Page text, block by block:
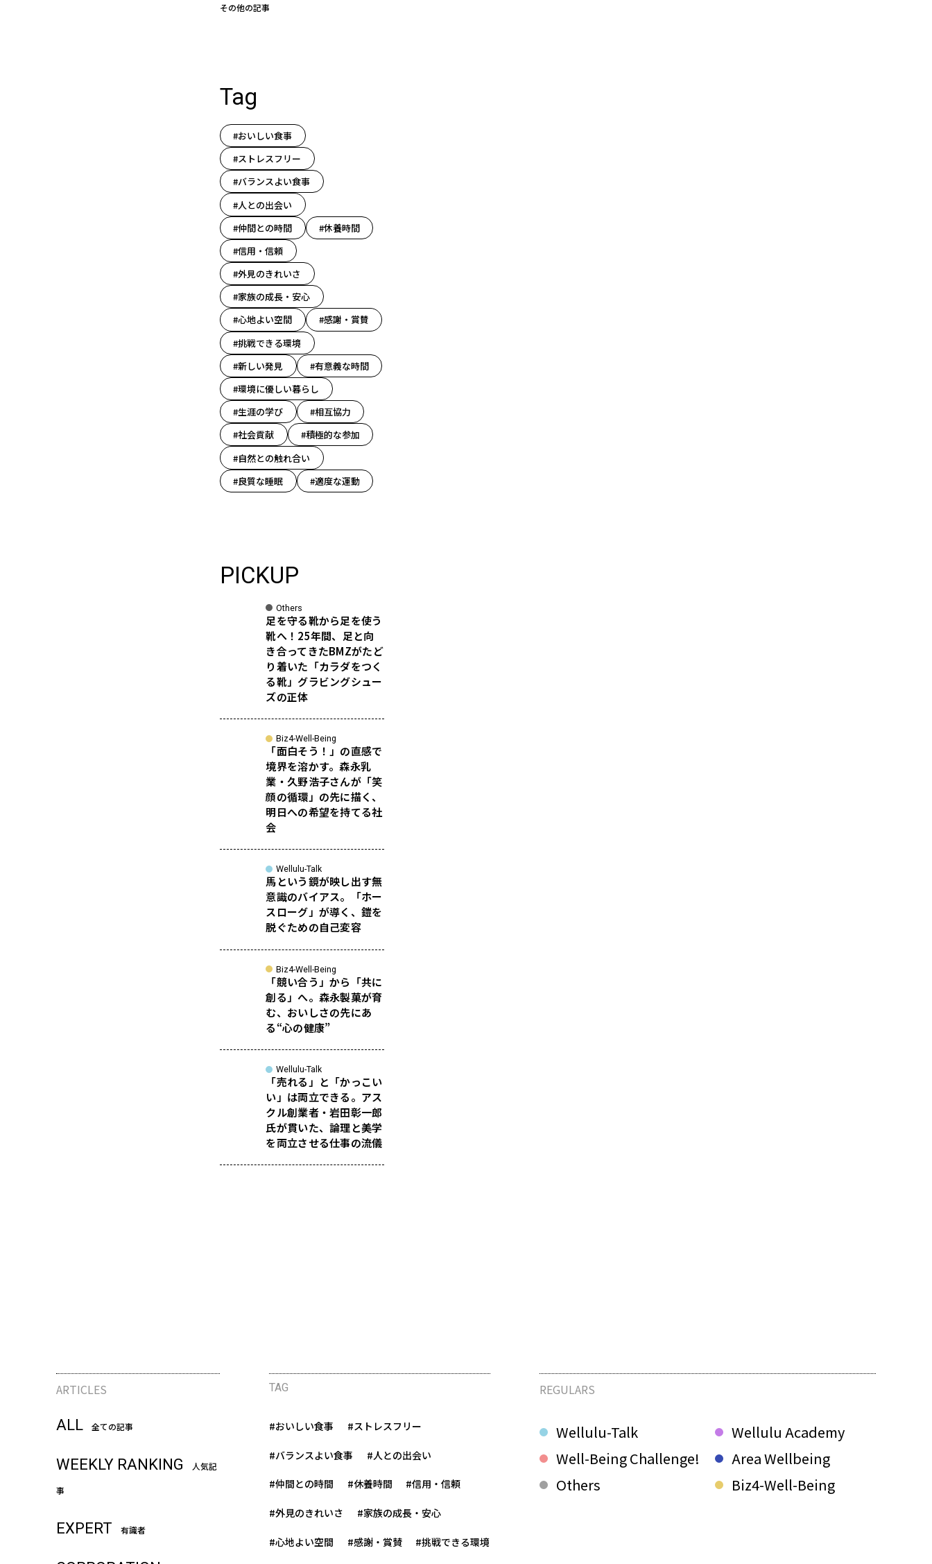
その他の記事
Tag
#おいしい食事
#ストレスフリー
#バランスよい食事
#人との出会い
#仲間との時間
#休養時間
#信用・信頼
#外見のきれいさ
#家族の成長・安心
#心地よい空間
#感謝・賞賛
#挑戦できる環境
#新しい発見
#有意義な時間
#環境に優しい暮らし
#生涯の学び
#相互協力
#社会貢献
#積極的な参加
#自然との触れ合い
#良質な睡眠
#適度な運動
PICKUP
Others
足を守る靴から足を使う
靴へ！25年間、足と向
き合ってきたBMZがたど
り着いた「カラダをつく
る靴」グラビングシュー
ズの正体
Biz4-Well-Being
「面白そう！」の直感で
境界を溶かす。森永乳
業・久野浩子さんが「笑
顔の循環」の先に描く、
明日への希望を持てる社
会
Wellulu-Talk
馬という鏡が映し出す無
意識のバイアス。「ホー
スローグ」が導く、鎧を
脱ぐための自己変容
Biz4-Well-Being
「競い合う」から「共に
創る」へ。森永製菓が育
む、おいしさの先にあ
る“心の健康”
Wellulu-Talk
「売れる」と「かっこい
い」は両立できる。アス
クル創業者・岩田彰一郎
氏が貫いた、論理と美学
を両立させる仕事の流儀
ARTICLES
ALL 全ての記事
WEEKLY RANKING 人気記
事
EXPERT 有識者
TAG
#おいしい食事 #ストレスフリー
#バランスよい食事 #人との出会い
#仲間との時間 #休養時間 #信用・信頼
#外見のきれいさ #家族の成長・安心
#心地よい空間 #感謝・賞賛 #挑戦できる環境
REGULARS
Wellulu-Talk
Well-Being Challenge!
Biz4-Well-Being
Wellulu Academy
Area Wellbeing
Others